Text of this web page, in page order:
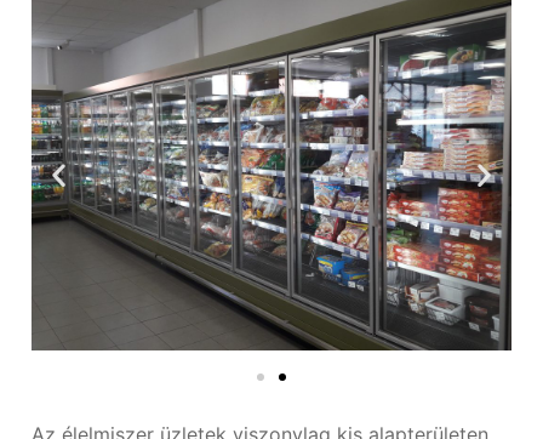
Az élelmiszer üzletek viszonylag kis alapterületen